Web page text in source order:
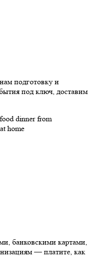
подготовку и
под ключ, доставим
банковскими картами,
— платите, как